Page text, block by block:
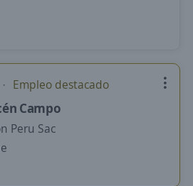
Empleo destacado
Campo
Peru Sac